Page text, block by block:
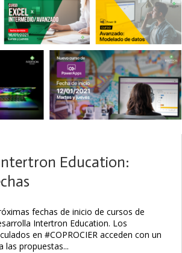
Education:
fechas de inicio de cursos de
Intertron Education. Los
en #COPROCIER acceden con un
las propuestas...